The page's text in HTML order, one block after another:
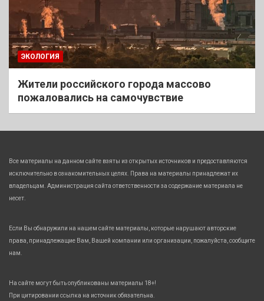
ЭКОЛОГИЯ
Жители российского города массово
пожаловались на самочувствие
Все материалы на данном сайте взяты из открытых источников и предоставляются
исключительно в ознакомительных целях. Права на материалы принадлежат их
владельцам. Администрация сайта ответственности за содержание материала не
несет.
Если Вы обнаружили на нашем сайте материалы, которые нарушают авторские
права, принадлежащие Вам, Вашей компании или организации, пожалуйста, сообщите
нам.
На сайте могут быть опубликованы материалы 18+!
При цитировании ссылка на источник обязательна.